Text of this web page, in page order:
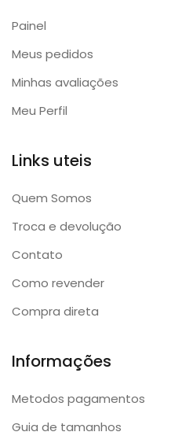
Painel
Meus pedidos
Minhas avaliações
Meu Perfil
Links uteis
Quem Somos
Troca e devolução
Contato
Como revender
Compra direta
Informações
Metodos pagamentos
Guia de tamanhos